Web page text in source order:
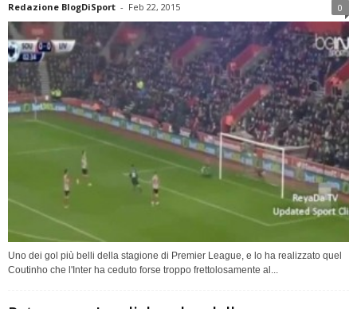
Redazione BlogDiSport - Feb 22, 2015 0
Uno dei gol più belli della stagione di Premier League, e lo ha realizzato quel
Coutinho che l'Inter ha ceduto forse troppo frettolosamente al...